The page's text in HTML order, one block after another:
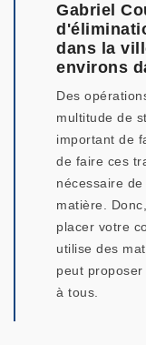
Gabriel
dans la
environs
Des
multitude de
important de
de faire ces
nécessaire
matière.
placer votre
utilise des
peut
à tous.